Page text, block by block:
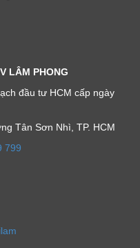
LÂM PHONG
đầu tư HCM cấp ngày
Tân Sơn Nhì, TP. HCM
799